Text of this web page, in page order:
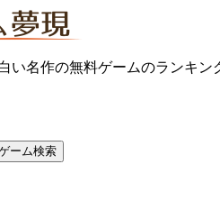
い名作の無料ゲームのランキン